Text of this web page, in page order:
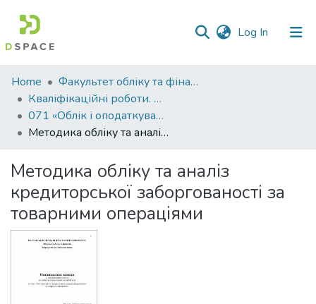
Log In (current)
Communities
&
Collections
All of DSpace
Statistics
Home
Факультет обліку та фінансів
Кваліфікаційні роботи. Факультет обліку та фінансів
071 «Облік і оподаткування» - Магістри 2022-2023
Методика обліку та аналіз кредиторської заборгованості за товарними операціями
Методика обліку та аналіз
кредиторської заборгованості за
товарними операціями